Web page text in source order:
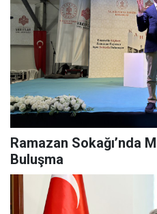
Ramazan Sokağı’nda
Buluşma